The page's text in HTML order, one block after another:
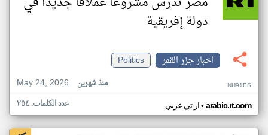
دولة إفريقية
اخبار جزر القمر
Politics
May 24, 2026
منذ شهرين NH91ES
ار تي عربي• arabic.rt.com عدد الكلمات: ٢٥٤